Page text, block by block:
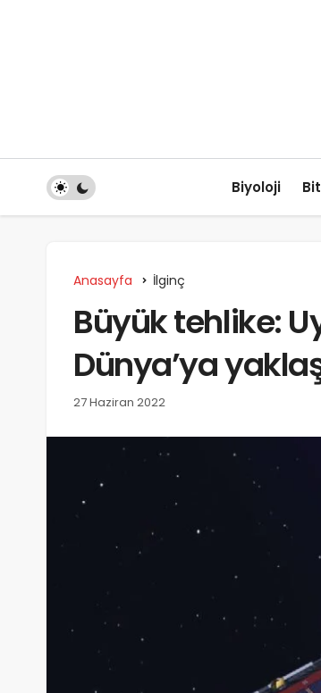
Biyoloji
Anasayfa İlginç
Büyük tehlike:
Dünya’ya
27 Haziran 2022